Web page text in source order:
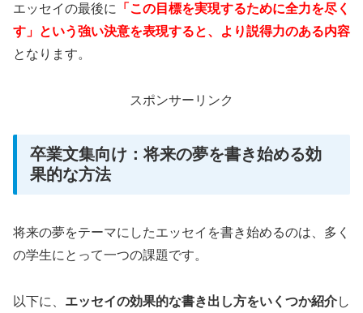
エッセイの最後に
「この目標を実現するために全力を尽く
す」という強い決意を表現すると、より説得力のある内容
となります。
スポンサーリンク
卒業文集向け：将来の夢を書き始める効
果的な方法
将来の夢をテーマにしたエッセイを書き始めるのは、多く
の学生にとって一つの課題です。
以下に、 エッセイの効果的な書き出し方をいくつか紹介し